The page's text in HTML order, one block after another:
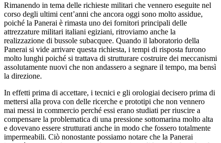
Rimanendo in tema delle richieste militari che vennero eseguite nel
corso degli ultimi cent’anni che ancora oggi sono molto assidue,
poiché la Panerai è rimasta uno dei fornitori principali delle
attrezzature militari italiani egiziani, ritroviamo anche la
realizzazione di bussole subacquee. Quando il laboratorio della
Panerai si vide arrivare questa richiesta, i tempi di risposta furono
molto lunghi poiché si trattava di strutturare costruire dei meccanismi
assolutamente nuovi che non andassero a segnare il tempo, ma bensì
la direzione.
In effetti prima di accettare, i tecnici e gli orologiai decisero prima di
mettersi alla prova con delle ricerche e prototipi che non vennero
mai messi in commercio perché essi erano studiati per riuscire a
compensare la problematica di una pressione sottomarina molto alta
e dovevano essere strutturati anche in modo che fossero totalmente
impermeabili. Ciò nonostante possiamo notare che la Panerai